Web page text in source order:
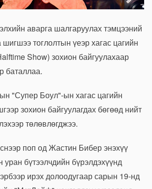
аварга шалгаруулах тэмцээний
шигшээ тоглолтын үеэр хагас цагийн
Show) зохион байгуулахаар
баталлаа.
"Супер Боул"-ын хагас цагийн
зохион байгуулагдах бөгөөд нийт
төлөвлөгджээ.
поп од Жастин Бибер энэхүү
уран бүтээлчдийн бүрэлдэхүүнд
ирэх долоодугаар сарын 19-нд